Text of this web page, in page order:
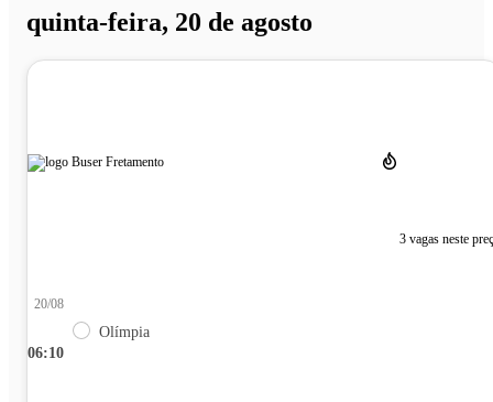
quinta-feira, 20 de agosto
3 vagas neste
06:10
20/08
Olímpia